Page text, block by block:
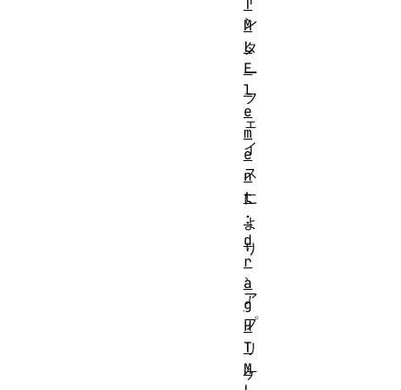
ン
タ
ー
フ
ェ
イ
ス
に
よ
り
、
ア
プ
リ
ケ
T
M
L
E
l
e
m
e
n
t
:
d
r
a
g
H
T
M